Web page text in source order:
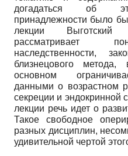
догадаться об
принадлежности было бы
лекции Выготский
рассматривает
наследственности,
близнецового
основном
данными о возрастном
секреции и эндокринной
лекции речь идет о
Такое свободное
разных дисциплин,
удивительной чертой